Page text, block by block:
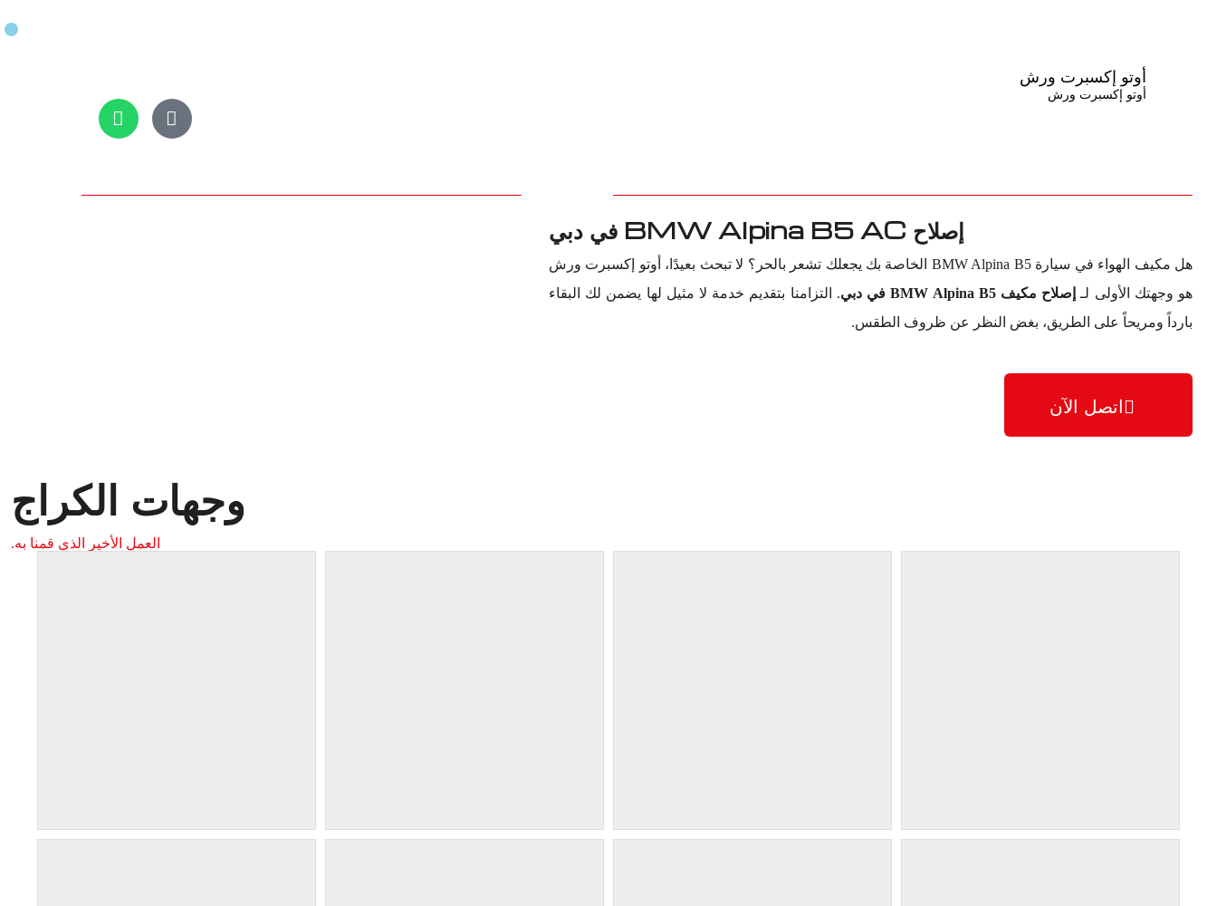
أوتو إكسبرت ورش
أوتو إكسبرت ورش
إصلاح BMW Alpina B5 AC في دبي
هل مكيف الهواء في سيارة BMW Alpina B5 الخاصة بك يجعلك تشعر بالحر؟ لا تبحث بعيدًا، أوتو إكسبرت ورش
هو وجهتك الأولى لـ إصلاح مكيف BMW Alpina B5 في دبي
. التزامنا بتقديم خدمة لا مثيل لها يضمن لك البقاء
بارداً ومريحاً على الطريق، بغض النظر عن ظروف الطقس.
اتصل الآن
وجهات الكراج
العمل الأخير الذي قمنا به.